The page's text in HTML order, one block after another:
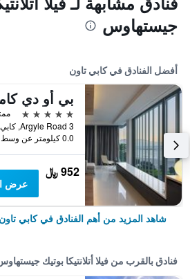
جيستهاوس
أفضل الفنادق في كابي تاون
5 نجوم
0.0 كيلومتر عن وسط المدينة
952 ﷼
عرض
شاهد المزيد من أهم الفنادق في كابي تاون
فنادق بالقرب من فيلا أتلانتيكا بوتيك